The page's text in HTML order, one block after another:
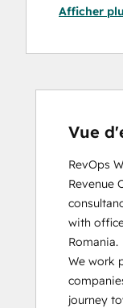
HubSpot
Inbound
Service
Afficher
Vue
RevOps
Revenue
with
Romania.
We work
journey